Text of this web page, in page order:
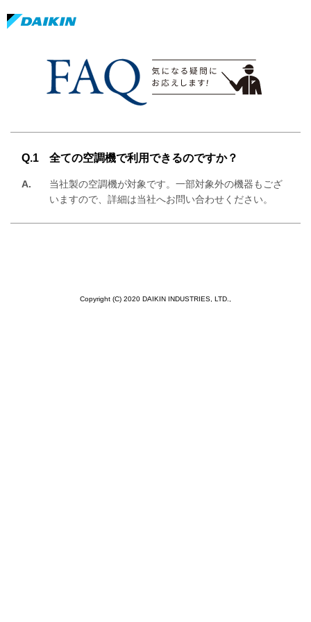
Q.1 全ての空調機で利用できるのですか？
A.
当社製の空調機が対象です。一部対象外の機器もござ
いますので、詳細は当社へお問い合わせください。
Copyright (C) 2020 DAIKIN INDUSTRIES, LTD.,